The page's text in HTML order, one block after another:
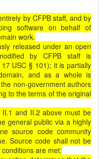
by CFPB staff, and by
software on behalf of
work.
released under an open
by CFPB staff is
USC § 101); it is partially
and as a whole is
non-government authors
to the terms of the original
and II.2 above must be
general public via a highly
source code community
Source code shall not be
are met: